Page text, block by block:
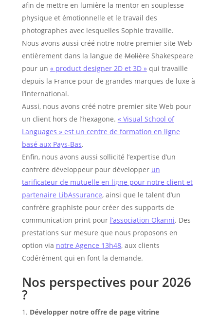
afin de mettre en lumière la mentor en souplesse
physique et émotionnelle et le travail des
photographes avec lesquelles Sophie travaille.
Nous avons aussi créé notre notre premier site Web
entièrement dans la langue deMolièreShakespeare
pour un « product designer 2D et 3D » qui travaille
depuis la France pour de grandes marques de luxe à
l’international.
Aussi, nous avons créé notre premier site Web pour
un client hors de l’hexagone. « Visual School of
Languages » est un centre de formation en ligne
basé aux Pays-Bas.
Enfin, nous avons aussi sollicité l’expertise d’un
confrère développeur pour développer un
tarificateur de mutuelle en ligne pour notre client et
partenaire LibAssurance, ainsi que le talent d’un
confrère graphiste pour créer des supports de
communication print pour l’association Okanni. Des
prestations sur mesure que nous proposons en
option via notre Agence 13h48, aux clients
Codérément qui en font la demande.
Nos perspectives pour 2026
?
Développer notre offre de page vitrine